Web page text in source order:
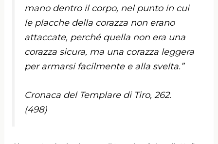
mano dentro il corpo, nel punto in cui
le placche della corazza non erano
attaccate, perché quella non era una
corazza sicura, ma una corazza leggera
per armarsi facilmente e alla svelta.”
Cronaca del Templare di Tiro, 262.
(498)